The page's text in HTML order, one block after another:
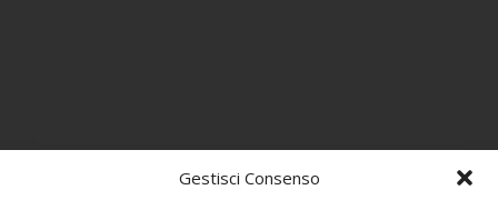
Gestisci Consenso